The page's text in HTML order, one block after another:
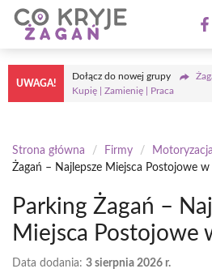
Przejdź
treści
UWAGA!
Dołącz do nowej grupy
Kupię | Zamienię | Praca
Strona główna / Firmy /
Żagań – Najlepsze Miejsca Postojowe
Parking Żagań –
Miejsca Postojowe
Data dodania: 3 sierpnia 2026 r.